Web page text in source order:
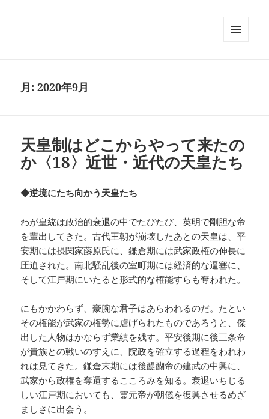
月:2020年9月
天皇制はどこからやって来たの
か〈18〉近世・近代の天皇たち
◆逆境にたち向かう天皇たち
わが皇統は政治的衰退の中でたびたび、英明で剛胆な帝
を輩出してきた。古代王朝が崩壊したあとの天皇は、平
安期には摂関家藤原氏に、鎌倉期には武家政権の伸長に
圧迫された。南北騒乱後の室町期には経済的な逼塞に、
そして江戸期にいたると形式的な権能すらも奪われた。
にもかかわらず、豪腕な君子はあらわれるのだ。たとい
その権能が武家の権勢に虐げられたものであろうと、傑
出した人物はかならず業績を残す。平安後期に後三条帝
が貴族との戦いのすえに、院政を確立する過程をわれわ
れは見てきた。鎌倉末期には後醍醐帝の建武の中興に、
武家から政権を奪還するこころみを知る。衰退いちじる
しい江戸期においても、霊元帝が朝儀を復興させるめざ
ましさに出会う。